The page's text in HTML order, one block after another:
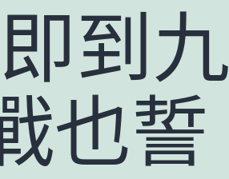
到九
也誓